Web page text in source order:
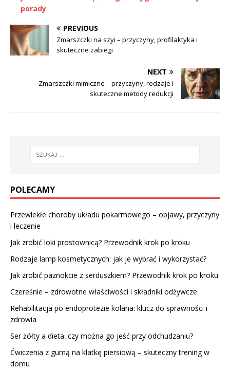
porady
PREVIOUS
Zmarszczki na szyi – przyczyny, profilaktyka i
skuteczne zabiegi
NEXT
Zmarszczki mimiczne – przyczyny, rodzaje i
skuteczne metody redukcji
POLECAMY
Przewlekłe choroby układu pokarmowego – objawy, przyczyny
i leczenie
Jak zrobić loki prostownicą? Przewodnik krok po kroku
Rodzaje lamp kosmetycznych: jak je wybrać i wykorzystać?
Jak zrobić paznokcie z serduszkiem? Przewodnik krok po kroku
Czereśnie – zdrowotne właściwości i składniki odżywcze
Rehabilitacja po endoprotezie kolana: klucz do sprawności i
zdrowia
Ser żółty a dieta: czy można go jeść przy odchudzaniu?
Ćwiczenia z gumą na klatkę piersiową – skuteczny trening w
domu